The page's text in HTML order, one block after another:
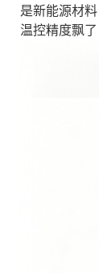
是新能源材
温控精度飘